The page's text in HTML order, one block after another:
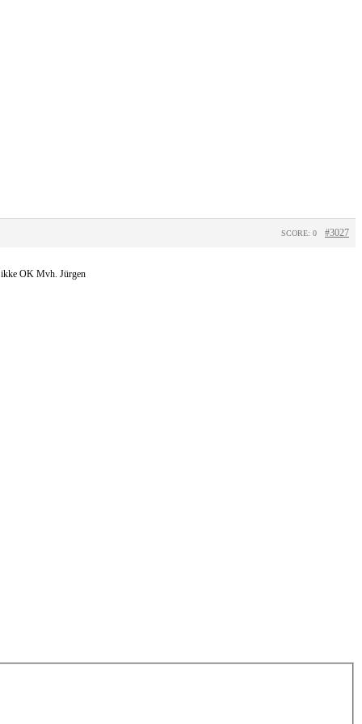
#3027
SCORE: 0
ikke OK Mvh. Jürgen